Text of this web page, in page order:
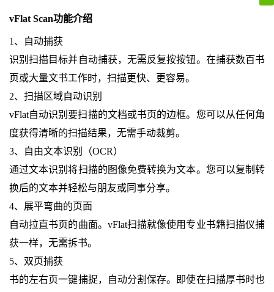
vFlat Scan功能介绍
1、自动捕获
识别扫描目标并自动捕获，无需反复按按钮。在捕获数百书
页或大量文书工作时，扫描更快、更容易。
2、扫描区域自动识别
vFlat自动识别要扫描的文档或书页的边框。您可以从任何角
度获得清晰的扫描结果，无需手动裁剪。
3、自由文本识别（OCR）
通过文本识别将扫描的图像免费转换为文本。您可以复制转
换后的文本并轻松与朋友或同事分享。
4、展平弯曲的页面
自动拉直书页的曲面。vFlat扫描就像使用专业书籍扫描仪捕
获一样，无需拆书。
5、双页捕获
书的左右页一键捕捉，自动分割保存。即使在扫描厚书时也